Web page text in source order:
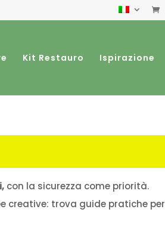
Kit Restauro Ispirazione
con la sicurezza come priorità.
creative: trova guide pratiche per